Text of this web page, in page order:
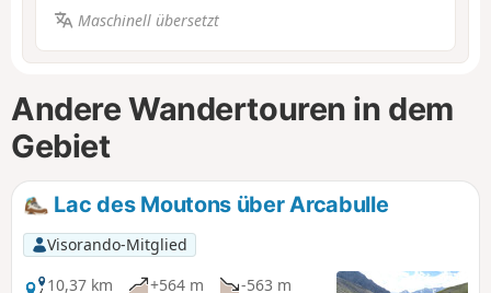
Maschinell übersetzt
Andere Wandertouren in dem
Gebiet
Lac des Moutons über Arcabulle
Visorando-Mitglied
10,37 km
+564 m
-563 m